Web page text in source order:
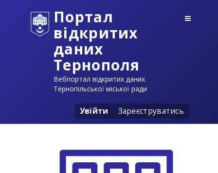
Портал
відкритих
даних
Тернополя
Вебпортал відкритих даних
Тернопільської міської ради
Увійти Зареєструватись